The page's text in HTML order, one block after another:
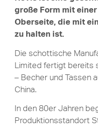
große Form mit
Oberseite, die mit
zu halten ist.
Die schottische
Limited fertigt
– Becher und Tassen
China.
In den 80er Jahren
Produktionsstandort